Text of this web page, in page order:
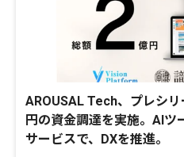
AROUSAL Tech、プレシ
円の資金調達を実施。AI
サービスで、DXを推進。